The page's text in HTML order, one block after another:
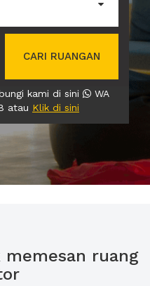
CARI RUANGAN
kami di sini
WA
atau Klik di sini
ruang